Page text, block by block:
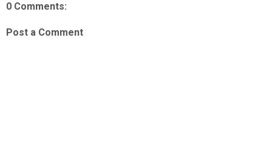
0 Comments:
Post a Comment